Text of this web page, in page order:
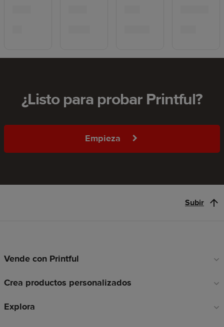
¿Listo para probar Printful?
Empieza
Subir
Enlaces
pie
página
Vende con Printful
Crea productos personalizados
Explora